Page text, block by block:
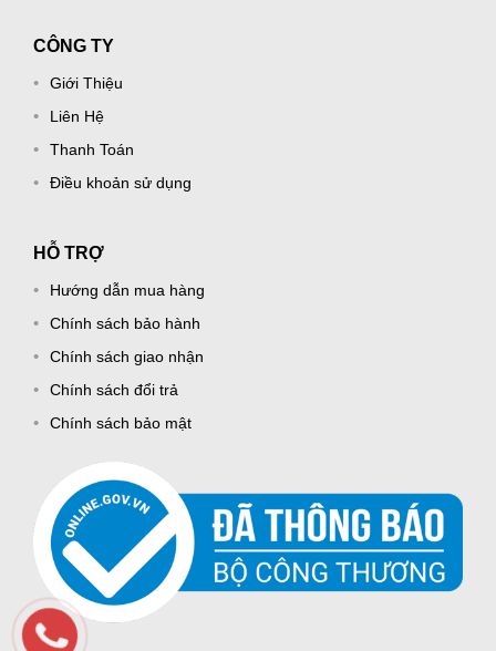
CÔNG TY
Giới Thiệu
Liên Hệ
Thanh Toán
Điều khoản sử dụng
HỖ TRỢ
Hướng dẫn mua hàng
Chính sách bảo hành
Chính sách giao nhận
Chính sách đổi trả
Chính sách bảo mật